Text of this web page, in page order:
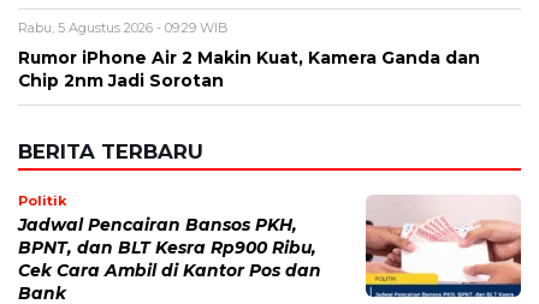
Nama*
Simpan nama, email, dan situs web saya pada peramban ini
untuk komentar saya berikutnya.